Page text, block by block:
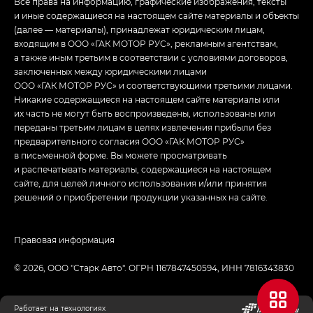
и иные содержащиеся на настоящем сайте материалы и объекты
(далее — материалы), принадлежат юридическим лицам,
входящим в ООО «ГАК МОТОР РУС», рекламным агентствам,
а также иным третьим в соответствии с условиями договоров,
заключенных между юридическими лицами
ООО «ГАК МОТОР РУС» и соответствующими третьими лицами.
Никакие содержащиеся на настоящем сайте материалы или
их часть не могут быть воспроизведены, использованы или
переданы третьим лицам в целях извлечения прибыли без
предварительного согласия ООО «ГАК МОТОР РУС»
в письменной форме. Вы можете просматривать
и распечатывать материалы, содержащиеся на настоящем
сайте, для целей личного использования и/или принятия
решений о приобретении продукции указанных на сайте.
© 2026, ООО "Старк Авто". ОГРН 1167847450594, ИНН 7816343830
Правовая информация
Работает на технологиях